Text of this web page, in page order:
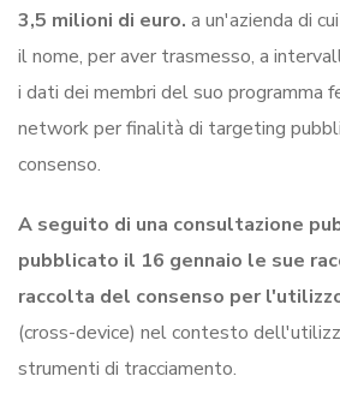
3,5 milioni di euro. a un'azienda di
il nome, per aver trasmesso, a
i dati dei membri del suo programma
network per finalità di targeting
consenso.
A seguito di una consultazione
pubblicato il 16 gennaio le sue
raccolta del consenso per
(cross-device) nel contesto
strumenti di tracciamento.